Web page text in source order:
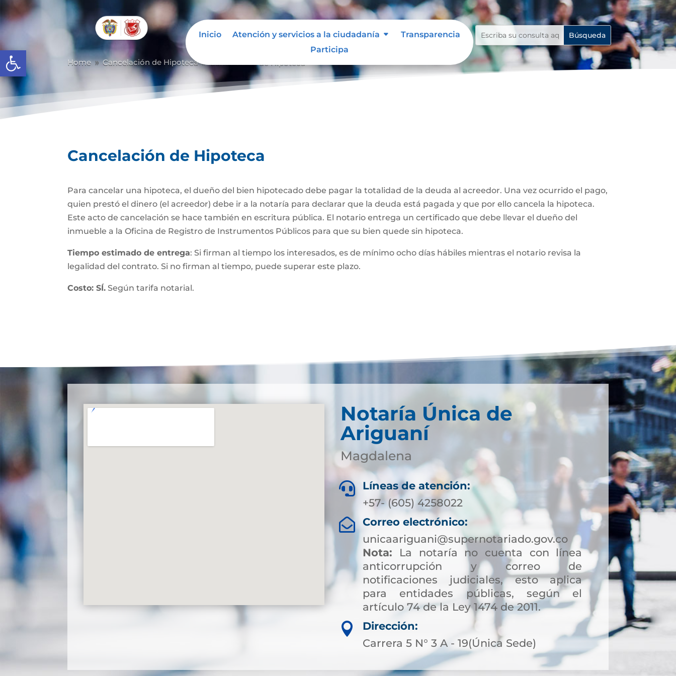
Abrir barra de herramientas
Inicio Atención y servicios a la ciudadanía
Transparencia
Participa
Home 9 Cancelación de Hipoteca 9
Cancelación de Hipoteca
Para cancelar una hipoteca, el dueño del bien hipotecado debe pagar la totalidad de la deuda al acreedor. Una vez ocurrido el pago,
quien prestó el dinero (el acreedor) debe ir a la notaría para declarar que la deuda está pagada y que por ello cancela la hipoteca.
Este acto de cancelación se hace también en escritura pública. El notario entrega un certificado que debe llevar el dueño del
inmueble a la Oficina de Registro de Instrumentos Públicos para que su bien quede sin hipoteca.
Tiempo estimado de entrega: Si firman al tiempo los interesados, es de mínimo ocho días hábiles mientras el notario revisa la
legalidad del contrato. Si no firman al tiempo, puede superar este plazo.
Costo: SÍ. Según tarifa notarial.
Notaría Única de
Ariguaní
Magdalena

Líneas de atención:
+57- (605) 4258022

Correo electrónico:
unicaariguani@supernotariado.gov.co
Nota: La notaría no cuenta con línea
anticorrupción y correo de
notificaciones judiciales, esto aplica
para entidades públicas, según el
artículo 74 de la Ley 1474 de 2011.

Dirección:
Carrera 5 N° 3 A - 19(Única Sede)